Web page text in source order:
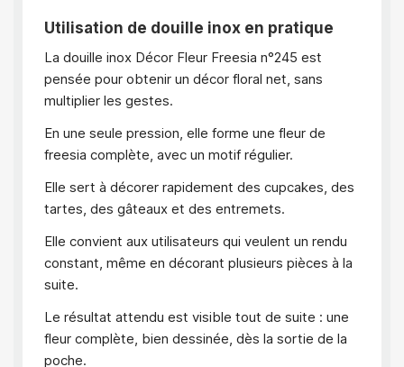
Utilisation de douille inox en pratique
La douille inox Décor Fleur Freesia n°245 est
pensée pour obtenir un décor floral net, sans
multiplier les gestes.
En une seule pression, elle forme une fleur de
freesia complète, avec un motif régulier.
Elle sert à décorer rapidement des cupcakes, des
tartes, des gâteaux et des entremets.
Elle convient aux utilisateurs qui veulent un rendu
constant, même en décorant plusieurs pièces à la
suite.
Le résultat attendu est visible tout de suite : une
fleur complète, bien dessinée, dès la sortie de la
poche.